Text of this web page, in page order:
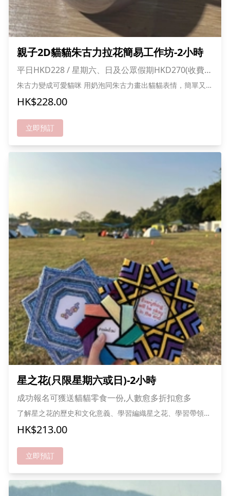
親子2D貓貓朱古力拉花簡易工作坊-2小時
平日HKD228 / 星期六、日及公眾假期HKD270(收費已
包1大1小入場費)
朱古力變成可愛貓咪 用奶泡同朱古力畫出貓貓表情，簡單又好
回憶！ 快D黎畫出屬於你地嘅幸福貓貓咖啡! *成功報名可獲送
HK$228.00
立即預訂
星之花(只限星期六或日)-2小時
成功報名可獲送貓貓零食一份,人數愈多折扣愈多
了解星之花的歷史和文化意義、學習編織星之花、學習帶領技
巧、課堂控制及教材製作
HK$213.00
立即預訂